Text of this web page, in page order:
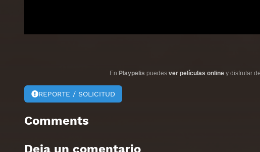
En Playpelis puedes ver películas online y disfrutar
REPORTE / SOLICITUD
Comments
Deja un comentario